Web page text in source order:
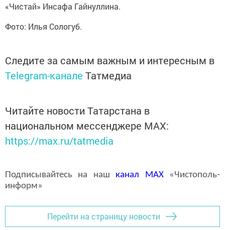
«Чистай» Инсафа Гайнуллина.
Фото: Илья Сологуб.
Следите за самым важным и интересным в
Telegram-канале Татмедиа
Читайте новости Татарстана в
национальном мессенджере MАХ:
https://max.ru/tatmedia
Подписывайтесь на наш канал MAX«Чистополь-
информ»
Перейти на страницу новости